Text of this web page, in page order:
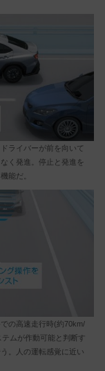
ライバーが前を向いて
く発進。停止と発進を
能だ。
の高速走行時(約70km/
ムが作動可能と判断す
。人の運転感覚に近い